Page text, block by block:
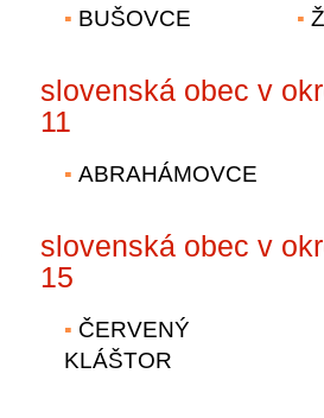
BUŠOVCE
slovenská obec v
11
ABRAHÁMOVCE
slovenská obec v
15
ČERVENÝ
KLÁŠTOR